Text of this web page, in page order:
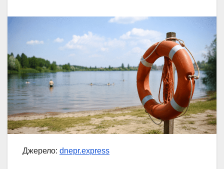
Джерело: dnepr.express